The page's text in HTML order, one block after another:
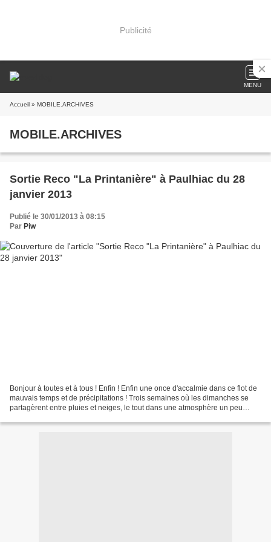
Publicité
MENU
Accueil » MOBILE.ARCHIVES
MOBILE.ARCHIVES
Sortie Reco "La Printanière" à Paulhiac du 28
janvier 2013
Publié le 30/01/2013 à 08:15
Par Piw
Bonjour à toutes et à tous ! Enfin ! Enfin une once d'accalmie dans ce flot de
mauvais temps et de précipitations ! Trois semaines où les dimanches se
partagèrent entre pluies et neiges, le tout dans une atmosphère un peu